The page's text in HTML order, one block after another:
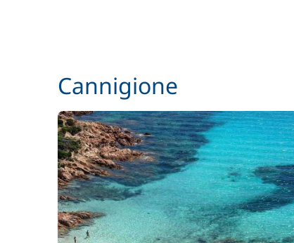
Cannigione